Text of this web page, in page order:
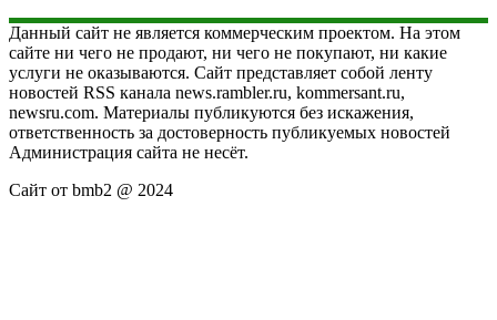
Данный сайт не является коммерческим проектом. На этом
сайте ни чего не продают, ни чего не покупают, ни какие
услуги не оказываются. Сайт представляет собой ленту
новостей RSS канала news.rambler.ru, kommersant.ru,
newsru.com. Материалы публикуются без искажения,
ответственность за достоверность публикуемых новостей
Администрация сайта не несёт.
Сайт от bmb2 @ 2024